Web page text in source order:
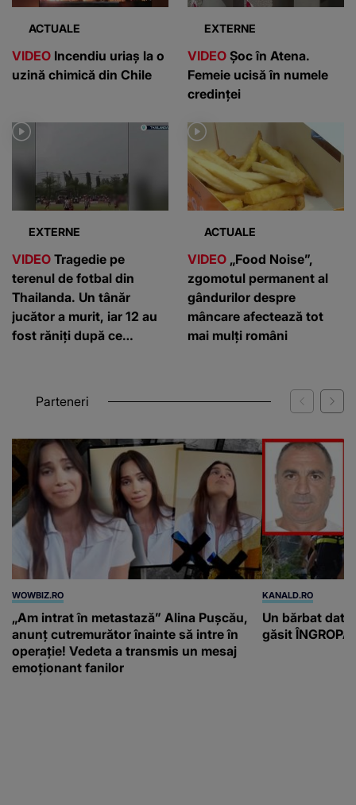
ACTUALE
VIDEO Incendiu uriaș la o
uzină chimică din Chile
EXTERNE
VIDEO Șoc în Atena.
Femeie ucisă în numele
credinței
EXTERNE
VIDEO Tragedie pe
terenul de fotbal din
Thailanda. Un tânăr
jucător a murit, iar 12 au
fost răniți după ce
ACTUALE
VIDEO „Food Noise”,
zgomotul permanent al
gândurilor despre
mâncare afectează tot
mai mulți români
Parteneri
WOWBIZ.RO
„Am intrat în metastază” Alina Pușcău,
anunț cutremurător înainte să intre în
operație! Vedeta a transmis un mesaj
emoționant fanilor
KANALD.RO
Un bărbat dat
găsit